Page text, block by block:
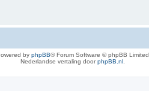
by phpBB® Forum Software © phpBB Limited
Nederlandse vertaling doorphpBB.nl